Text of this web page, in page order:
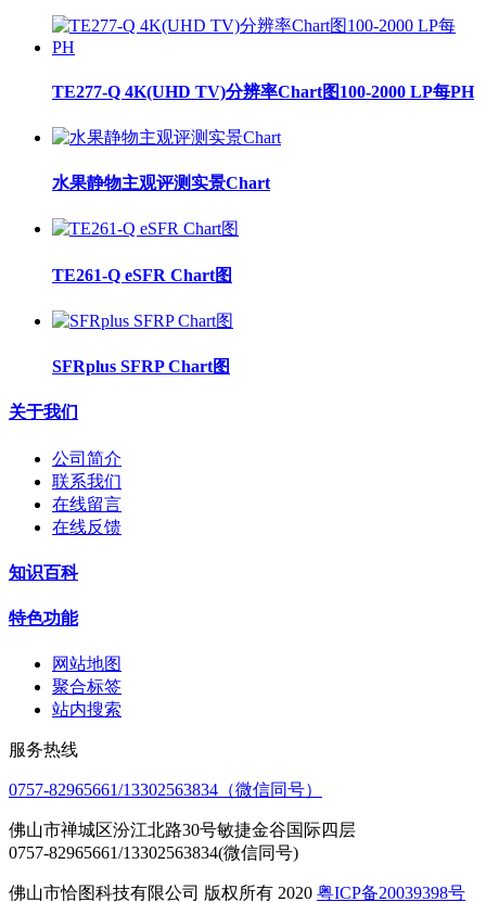
TE277-Q 4K(UHD TV)分辨率Chart图100-2000 LP每PH
水果静物主观评测实景Chart
TE261-Q eSFR Chart图
SFRplus SFRP Chart图
关于我们
公司简介
联系我们
在线留言
在线反馈
知识百科
特色功能
网站地图
聚合标签
站内搜索
服务热线
0757-82965661/13302563834（微信同号）
佛山市禅城区汾江北路30号敏捷金谷国际四层
0757-82965661/13302563834(微信同号)
佛山市恰图科技有限公司 版权所有 2020 粤ICP备20039398号